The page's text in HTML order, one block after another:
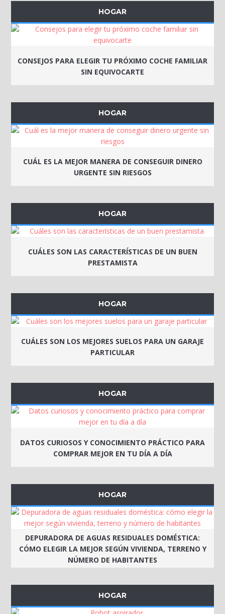
HOGAR
CONSEJOS PARA ELEGIR TU PRÓXIMO COCHE FAMILIAR
SIN EQUIVOCARTE
HOGAR
CUÁL ES LA MEJOR MANERA DE CONSEGUIR DINERO
URGENTE SIN RIESGOS
HOGAR
CUÁLES SON LAS CARACTERÍSTICAS DE UN BUEN
PRESTAMISTA
HOGAR
CUÁLES SON LOS MEJORES SUELOS PARA UN GARAJE
PARTICULAR
HOGAR
DATOS CURIOSOS Y CONOCIMIENTO PRÁCTICO PARA
COMPRAR MEJOR EN TU DÍA A DÍA
HOGAR
DEPURADORA DE AGUAS RESIDUALES DOMÉSTICA:
CÓMO ELEGIR LA MEJOR SEGÚN VIVIENDA, TERRENO Y
NÚMERO DE HABITANTES
HOGAR